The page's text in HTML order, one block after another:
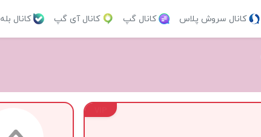
کانال سروش پلاس کانال گپ کانال آی گپ کانال بله